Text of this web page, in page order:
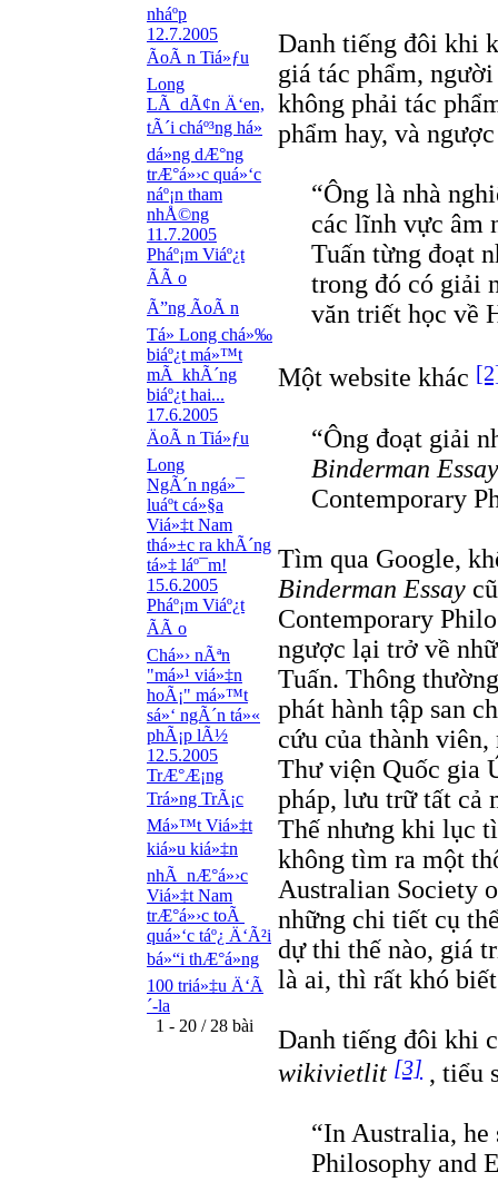
nháº­p
12.7.2005
ÃoÃ n Tiá»ƒu
Long
LÃ dÃ¢n Ä‘en,
tÃ´i cháº³ng há»
dá»­ng dÆ°ng
trÆ°á»›c quá»‘c
náº¡n tham
nhÅ©ng
11.7.2005
Pháº¡m Viáº¿t
ÃÃ o
Ã”ng ÃoÃ n
Tá»­ Long chá»‰
biáº¿t má»™t
mÃ khÃ´ng
biáº¿t hai...
17.6.2005
ÄoÃ n Tiá»ƒu
Long
NgÃ´n ngá»¯
luáº­t cá»§a
Viá»‡t Nam
thá»±c ra khÃ´ng
tá»‡ láº¯m!
15.6.2005
Pháº¡m Viáº¿t
ÃÃ o
Chá»› nÃªn
"má»¹ viá»‡n
hoÃ¡" má»™t
sá»‘ ngÃ´n tá»«
phÃ¡p lÃ½
12.5.2005
TrÆ°Æ¡ng
Trá»ng TrÃ¡c
Má»™t Viá»‡t
kiá»u kiá»‡n
nhÃ nÆ°á»›c
Viá»‡t Nam
trÆ°á»›c toÃ
quá»‘c táº¿ Ä‘Ã²i
bá»“i thÆ°á»ng
100 triá»‡u Ä‘Ã
´-la
1 - 20 / 28 bài
Danh tiếng đôi khi
giá tác phẩm,
không phải tác
phẩm hay, và
“Ông là nhà
các lĩnh vực âm
Tuấn từng đoạt
trong đó có giải
văn triết học về
Một website khác
“Ông đoạt giải
Binderman Essay
Contemporary
Tìm qua Google,
Binderman Essay
Contemporary
ngược lại trở về
Tuấn. Thông
phát hành tập san
cứu của thành
Thư viện Quốc gia
pháp, lưu trữ tất cả
Thế nhưng khi lục
không tìm ra một
Australian Society
những chi tiết cụ
dự thi thế nào, giá
là ai, thì rất khó
Danh tiếng đôi khi
wikivietlit [3] , tiểu
“In Australia, he
Philosophy and